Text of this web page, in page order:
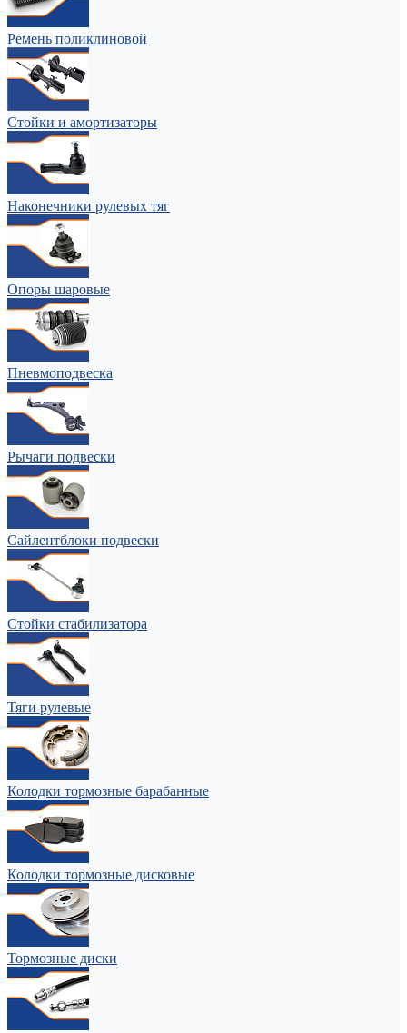
Ремень поликлиновой
Стойки и амортизаторы
Наконечники рулевых тяг
Опоры шаровые
Пневмоподвеска
Рычаги подвески
Сайлентблоки подвески
Стойки стабилизатора
Тяги рулевые
Колодки тормозные барабанные
Колодки тормозные дисковые
Тормозные диски